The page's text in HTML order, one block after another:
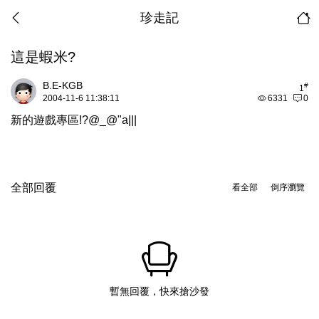
珍走記
這是蝦米?
1#
B.E-KGB
6331 0
2004-11-6 11:38:11
新的遊戲專區!?@_@"a|||
倒序瀏覽
看全部
全部回覆
暫無回覆，快來搶沙發